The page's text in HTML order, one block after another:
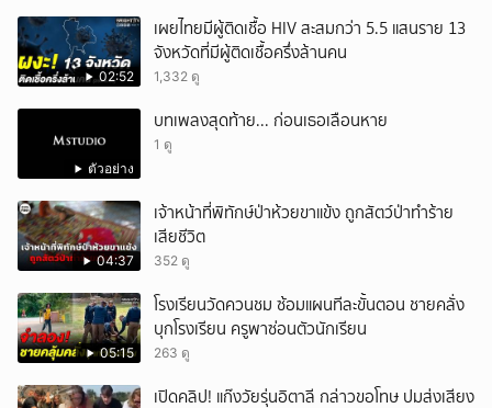
02:52
เผยไทยมีผู้ติดเชื้อ HIV สะสมกว่า 5.5 แสนราย 13
จังหวัดที่มีผู้ติดเชื้อครึ่งล้านคน
1,332 ดู
ตัวอย่าง
บทเพลงสุดท้าย... ก่อนเธอเลือนหาย
1 ดู
04:37
เจ้าหน้าที่พิทักษ์ป่าห้วยขาแข้ง ถูกสัตว์ป่าทำร้าย
เสียชีวิต
352 ดู
05:15
โรงเรียนวัดควนชม ซ้อมแผนทีละขั้นตอน ชายคลั่ง
บุกโรงเรียน ครูพาซ่อนตัวนักเรียน
263 ดู
เปิดคลิป! แก๊งวัยรุ่นอิตาลี กล่าวขอโทษ ปมส่งเสียง